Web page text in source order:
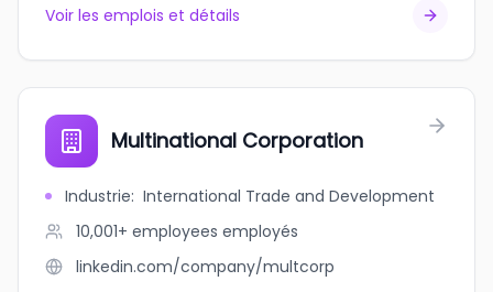
Voir les emplois et détails
Multinational Corporation
Industrie: International Trade and Development
10,001+ employees employés
linkedin.com/company/multcorp